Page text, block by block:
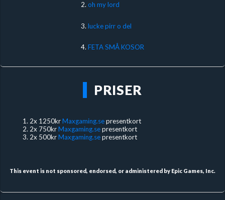
2.oh my lord
3. lucke pirr o del
4.FETA SMÅ KOSOR
PRISER
2x 1250krMaxgaming.sepresentkort
2x 750krMaxgaming.sepresentkort
2x 500krMaxgaming.sepresentkort
This event is not sponsored, endorsed, or administered by Epic Games, Inc.